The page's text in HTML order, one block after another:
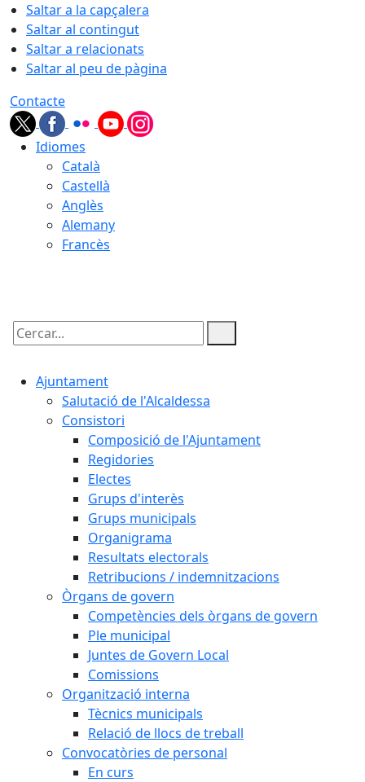
Saltar a la capçalera
Saltar al contingut
Saltar a relacionats
Saltar al peu de pàgina
Contacte
Idiomes
Català
Castellà
Anglès
Alemany
Francès
Cercar:
Ajuntament
Salutació de l'Alcaldessa
Consistori
Composició de l'Ajuntament
Regidories
Electes
Grups d'interès
Grups municipals
Organigrama
Resultats electorals
Retribucions / indemnitzacions
Òrgans de govern
Competències dels òrgans de govern
Ple municipal
Juntes de Govern Local
Comissions
Organització interna
Tècnics municipals
Relació de llocs de treball
Convocatòries de personal
En curs